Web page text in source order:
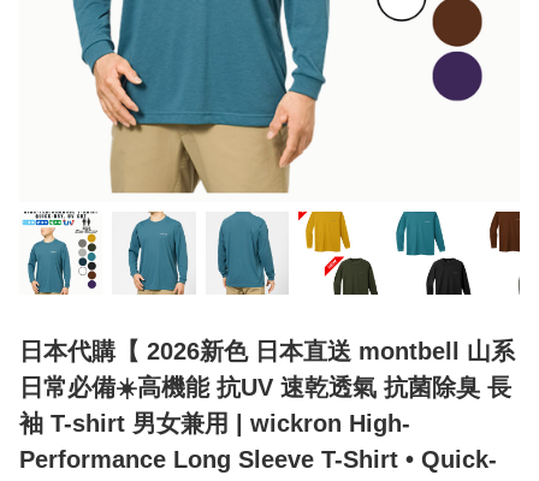
日本代購【 2026新色 日本直送 montbell 山系
日常必備☀️高機能 抗UV 速乾透氣 抗菌除臭 長
袖 T-shirt 男女兼用 | wickron High-
Performance Long Sleeve T-Shirt • Quick-